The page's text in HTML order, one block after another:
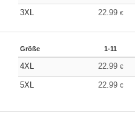
3XL
22.99 €
Größe 1-11
4XL 22.99 €
5XL 22.99 €